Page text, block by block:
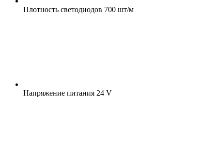
Плотность светодиодов 700 шт/м
Напряжение питания 24 V